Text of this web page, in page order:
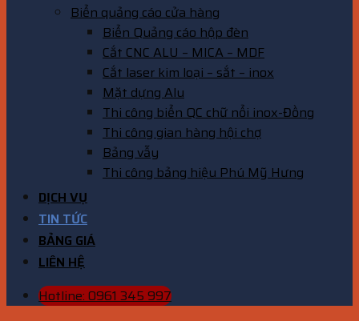
Biển quảng cáo cửa hàng
Biển Quảng cáo hộp đèn
Cắt CNC ALU – MICA – MDF
Cắt laser kim loại – sắt – inox
Mặt dựng Alu
Thi công biển QC chữ nổi inox-Đồng
Thi công gian hàng hội chợ
Bảng vẫy
Thi công bảng hiệu Phú Mỹ Hưng
DỊCH VỤ
TIN TỨC
BẢNG GIÁ
LIÊN HỆ
Hotline: 0961 345 997